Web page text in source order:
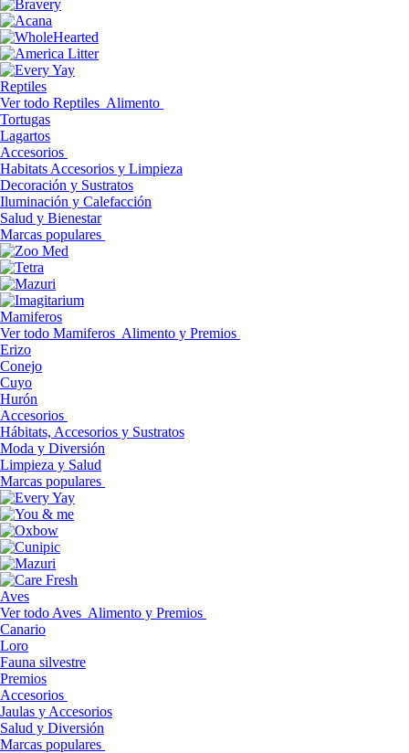
Reptiles
Ver todo Reptiles Alimento
Tortugas
Lagartos
Accesorios
Habitats Accesorios y Limpieza
Decoración y Sustratos
Iluminación y Calefacción
Salud y Bienestar
Marcas populares
Mamiferos
Ver todo Mamiferos Alimento y Premios
Erizo
Conejo
Cuyo
Hurón
Accesorios
Hábitats, Accesorios y Sustratos
Moda y Diversión
Limpieza y Salud
Marcas populares
Aves
Ver todo Aves Alimento y Premios
Canario
Loro
Fauna silvestre
Premios
Accesorios
Jaulas y Accesorios
Salud y Diversión
Marcas populares